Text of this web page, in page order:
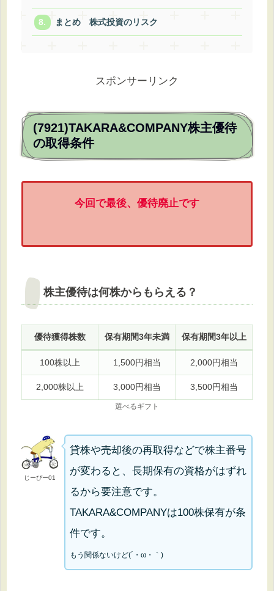
まとめ 株式投資のリスク
スポンサーリンク
(7921)TAKARA&COMPANY株主優待
の取得条件
今回で最後、優待廃止です
株主優待は何株からもらえる？
優待獲得株数 保有期間3年未満 保有期間3年以上
100株以上 1,500円相当 2,000円相当
2,000株以上 3,000円相当 3,500円相当
選べるギフト
じーぴー01
貸株や売却後の再取得などで株主番号
が変わると、長期保有の資格がはずれ
るから要注意です。
TAKARA&COMPANYは100株保有が条
件です。
もう関係ないけど(´・ω・｀)